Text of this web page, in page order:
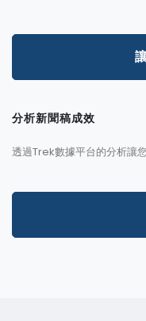
分析新聞稿成效
透過Trek數據平台的分析讓